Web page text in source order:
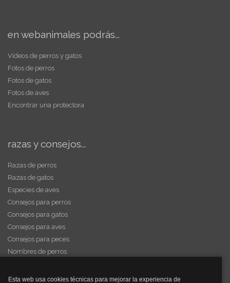
Esta web usa cookies técnicas para mejorar la experiencia de
en webanimales podrás...
Vídeos de perros y gatos
Fotos de perros
Fotos de gatos
Fotos de aves
Encontrar una protectora
razas y consejos...
Razas de perros
Razas de gatos
Especies de aves
Consejos para perros
Consejos para gatos
Consejos para aves
Consejos para peces
Nombres de perros